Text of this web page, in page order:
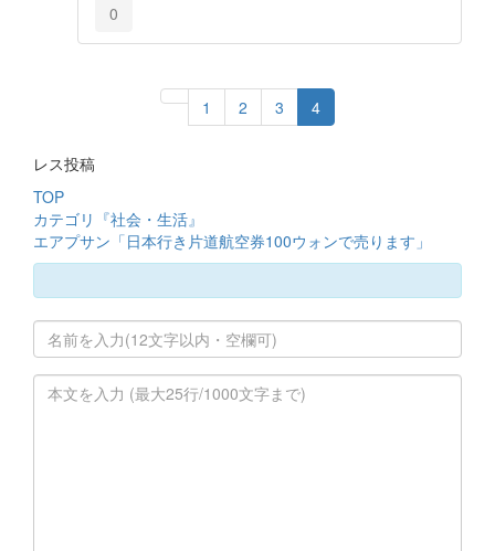
0
1 2 3 4
レス投稿
TOP
カテゴリ『社会・生活』
エアプサン「日本行き片道航空券100ウォンで売ります」